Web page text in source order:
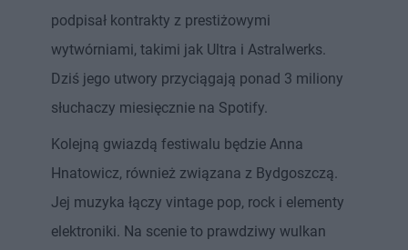
podpisał kontrakty z prestiżowymi
wytwórniami, takimi jak Ultra i Astralwerks.
Dziś jego utwory przyciągają ponad 3 miliony
słuchaczy miesięcznie na Spotify.
Kolejną gwiazdą festiwalu będzie Anna
Hnatowicz, również związana z Bydgoszczą.
Jej muzyka łączy vintage pop, rock i elementy
elektroniki. Na scenie to prawdziwy wulkan